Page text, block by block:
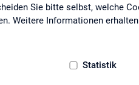
Sie bitte selbst, welche
Weitere Informationen
Statistik